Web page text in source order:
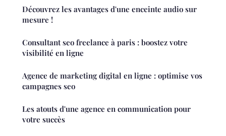
Découvrez les avantages d'une enceinte audio sur
mesure !
Consultant seo freelance à paris : boostez votre
visibilité en ligne
Agence de marketing digital en ligne : optimise vos
campagnes seo
Les atouts d'une agence en communication pour
votre succès